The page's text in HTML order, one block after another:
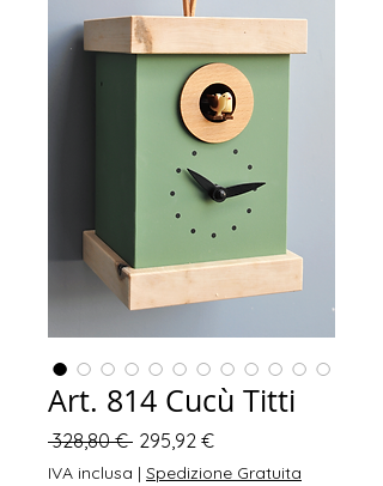
Art. 814 Cucù Titti
328,80 € Prezzo
regolare
295,92 €Prezzo
scontato
IVA inclusa | Spedizione Gratuita